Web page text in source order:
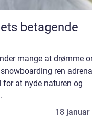
betagende
mange at drømme
ren
for at nyde naturen og
18 januar